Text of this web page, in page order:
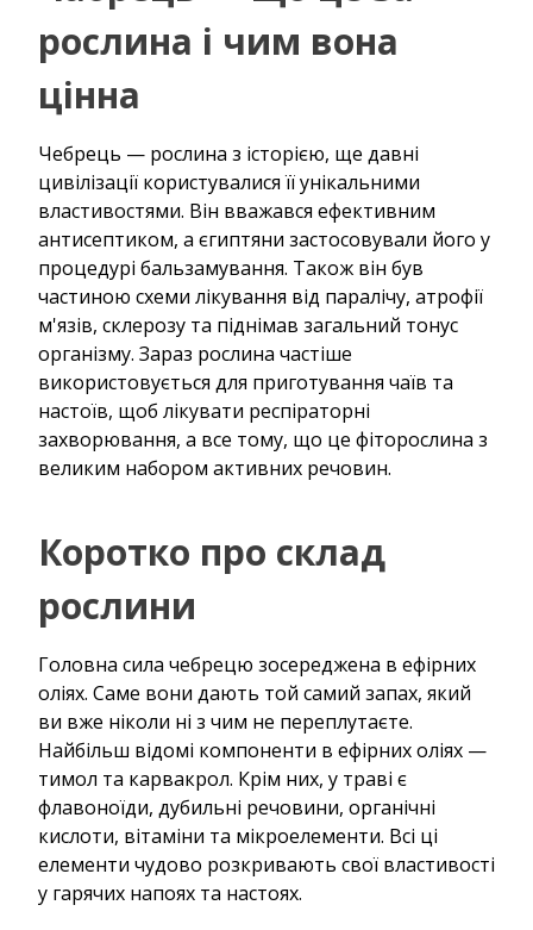
рослина і чим вона
цінна
Чебрець — рослина з історією, ще давні
цивілізації користувалися її унікальними
властивостями. Він вважався ефективним
антисептиком, а єгиптяни застосовували його у
процедурі бальзамування. Також він був
частиною схеми лікування від паралічу, атрофії
м'язів, склерозу та піднімав загальний тонус
організму. Зараз рослина частіше
використовується для приготування чаїв та
настоїв, щоб лікувати респіраторні
захворювання, а все тому, що це фіторослина з
великим набором активних речовин.
Коротко про склад
рослини
Головна сила чебрецю зосереджена в ефірних
оліях. Саме вони дають той самий запах, який
ви вже ніколи ні з чим не переплутаєте.
Найбільш відомі компоненти в ефірних оліях —
тимол та карвакрол. Крім них, у траві є
флавоноїди, дубильні речовини, органічні
кислоти, вітаміни та мікроелементи. Всі ці
елементи чудово розкривають свої властивості
у гарячих напоях та настоях.